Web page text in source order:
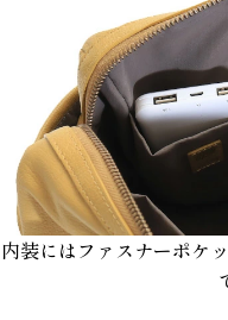
内装にはファスナーポケ